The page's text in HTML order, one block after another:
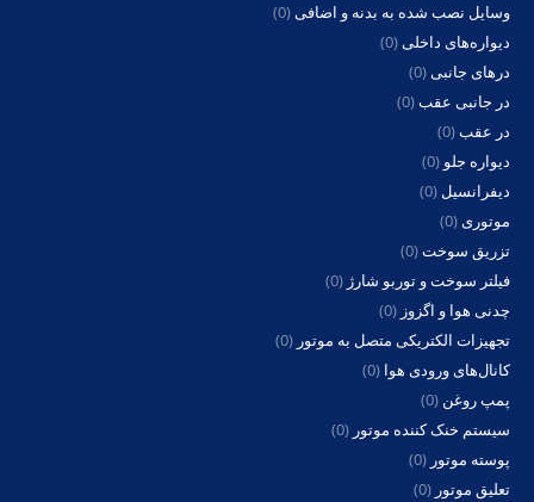
وسایل نصب شده به بدنه و اضافی(0)
دیواره‌های داخلی(0)
درهای جانبی(0)
در جانبی عقب(0)
در عقب(0)
دیواره جلو (0)
دیفرانسیل (0)
موتوری(0)
تزریق سوخت(0)
فیلتر سوخت و توربو شارژ (0)
چدنی هوا و اگزوز (0)
تجهیزات الکتریکی متصل به موتور (0)
کانال‌های ورودی هوا (0)
پمپ روغن (0)
سیستم خنک کننده موتور (0)
پوسته موتور (0)
تعلیق موتور (0)